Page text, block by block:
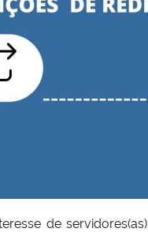
de servidores(as)